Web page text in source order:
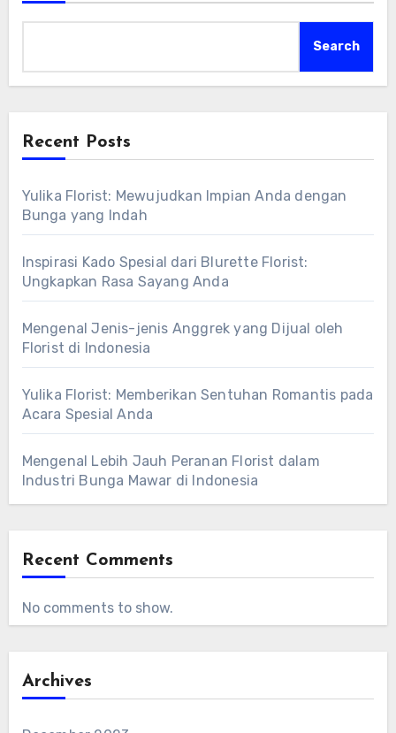
Search
Recent Posts
Yulika Florist: Mewujudkan Impian Anda dengan
Bunga yang Indah
Inspirasi Kado Spesial dari Blurette Florist:
Ungkapkan Rasa Sayang Anda
Mengenal Jenis-jenis Anggrek yang Dijual oleh
Florist di Indonesia
Yulika Florist: Memberikan Sentuhan Romantis pada
Acara Spesial Anda
Mengenal Lebih Jauh Peranan Florist dalam
Industri Bunga Mawar di Indonesia
Recent Comments
No comments to show.
Archives